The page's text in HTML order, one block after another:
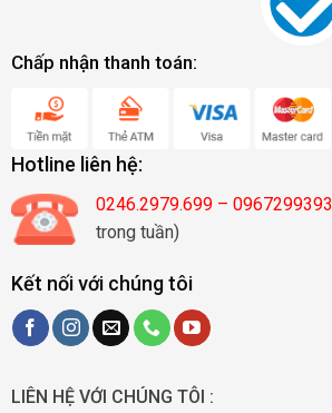
Chấp nhận thanh toán:
Hotline liên hệ:
0246.2979.699 – 0967299393
trong tuần)
Kết nối với chúng tôi
LIÊN HỆ VỚI CHÚNG TÔI :